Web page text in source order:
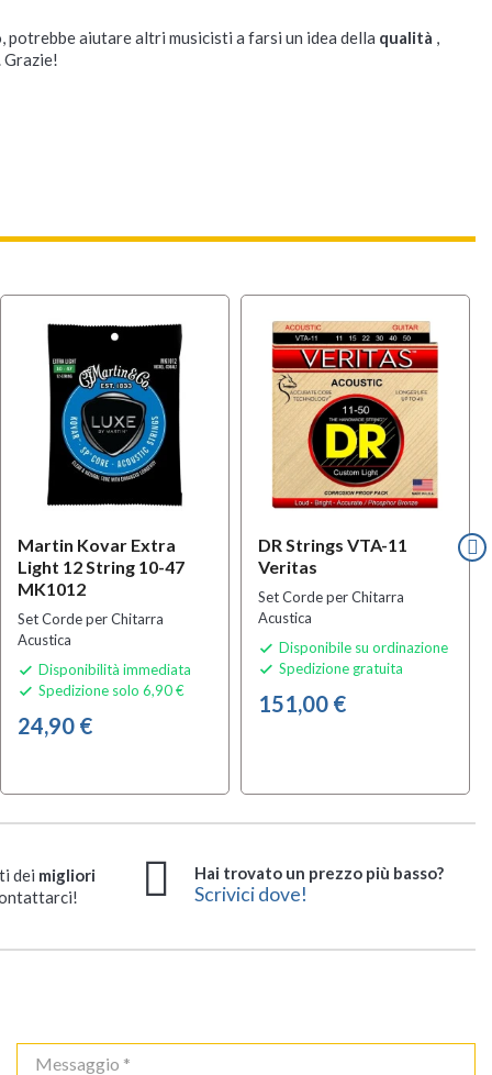
aiutare altri musicisti a farsi un idea della qualità ,
Martin Kovar Extra
Light 12 String 10-47
MK1012
Set Corde per Chitarra
Acustica
 Disponibilità immediata
 Spedizione solo 6,90 €
24,90 €
DR Strings VTA-11
Veritas
Set Corde per Chitarra
Acustica
 Disponibile su ordinazione
 Spedizione gratuita
151,00 €
dei migliori
Hai trovato un prezzo più basso?
Scrivici dove!